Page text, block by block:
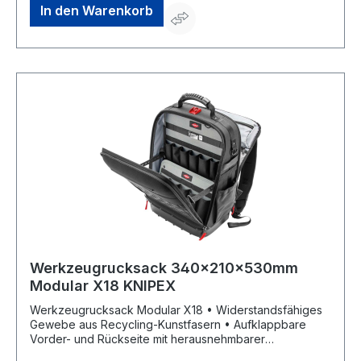
In den Warenkorb
Werkzeugrucksack 340x210x530mm
Modular X18 KNIPEX
Werkzeugrucksack Modular X18 • Widerstandsfähiges
Gewebe aus Recycling-Kunstfasern • Aufklappbare
Vorder- und Rückseite mit herausnehmbarer